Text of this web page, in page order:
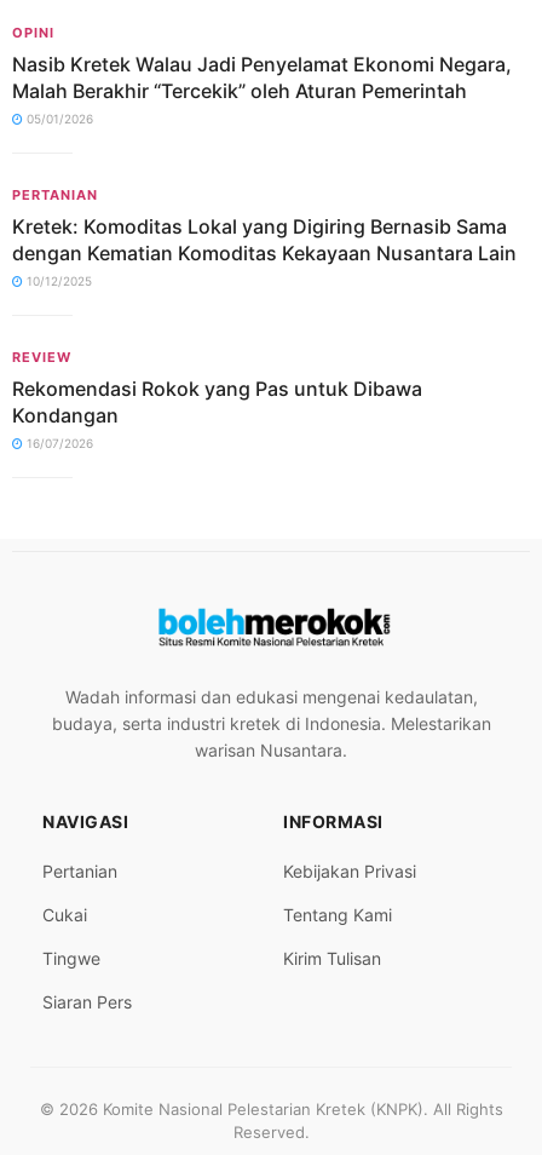
OPINI
Nasib Kretek Walau Jadi Penyelamat Ekonomi Negara,
Malah Berakhir “Tercekik” oleh Aturan Pemerintah
05/01/2026
PERTANIAN
Kretek: Komoditas Lokal yang Digiring Bernasib Sama
dengan Kematian Komoditas Kekayaan Nusantara Lain
10/12/2025
REVIEW
Rekomendasi Rokok yang Pas untuk Dibawa
Kondangan
16/07/2026
Wadah informasi dan edukasi mengenai kedaulatan,
budaya, serta industri kretek di Indonesia. Melestarikan
warisan Nusantara.
NAVIGASI
Pertanian
Cukai
Tingwe
Siaran Pers
INFORMASI
Kebijakan Privasi
Tentang Kami
Kirim Tulisan
© 2026 Komite Nasional Pelestarian Kretek (KNPK). All Rights
Reserved.